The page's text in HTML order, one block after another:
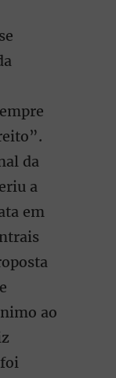
da
a
em
ao